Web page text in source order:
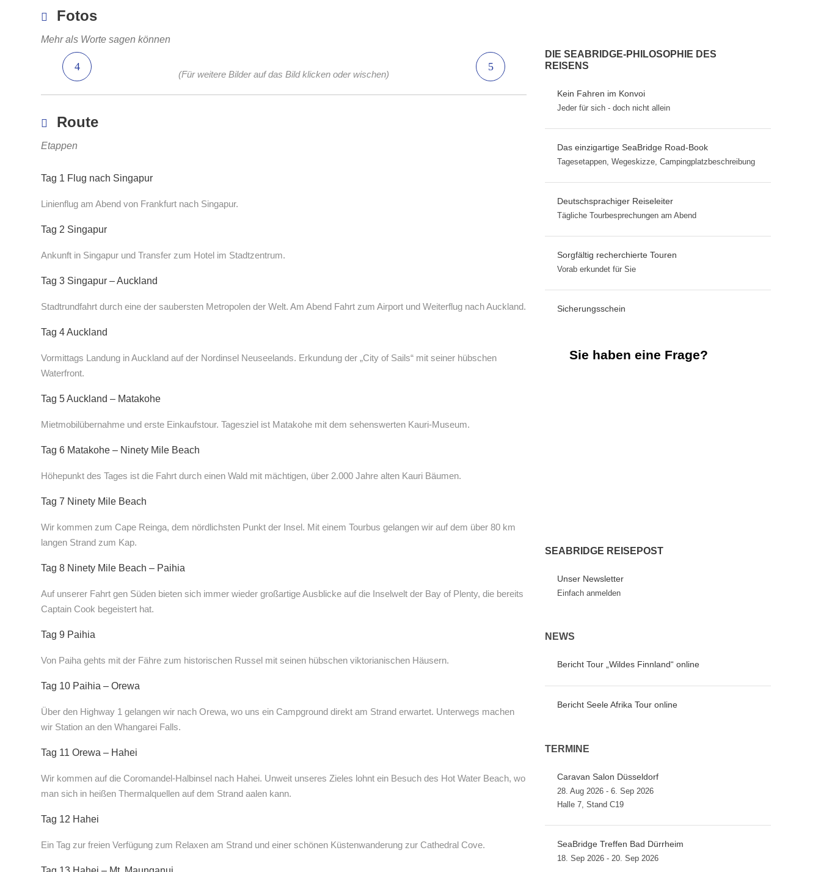
DIE SEABRIDGE-PHILOSOPHIE DES
REISENS
Kein Fahren im Konvoi
Jeder für sich - doch nicht allein
Das einzigartige SeaBridge Road-Book
Tagesetappen, Wegeskizze, Campingplatzbeschreibung
Deutschsprachiger Reiseleiter
Tägliche Tourbesprechungen am Abend
Sorgfältig recherchierte Touren
Vorab erkundet für Sie
Sicherungsschein
Sie haben eine Frage?
SEABRIDGE REISEPOST
Unser Newsletter
Einfach anmelden
NEWS
Bericht Tour „Wildes Finnland“ online
Bericht Seele Afrika Tour online
TERMINE
Caravan Salon Düsseldorf
28. Aug 2026 - 6. Sep 2026
Halle 7, Stand C19
SeaBridge Treffen Bad Dürrheim
18. Sep 2026 - 20. Sep 2026
Fotos
Mehr als Worte sagen können
(Für weitere Bilder auf das Bild klicken oder wischen)
Route
Etappen
Tag 1 Flug nach Singapur
Linienflug am Abend von Frankfurt nach Singapur.
Tag 2 Singapur
Ankunft in Singapur und Transfer zum Hotel im Stadtzentrum.
Tag 3 Singapur – Auckland
Stadtrundfahrt durch eine der saubersten Metropolen der Welt. Am Abend Fahrt zum Airport und Weiterflug nach Auckland.
Tag 4 Auckland
Vormittags Landung in Auckland auf der Nordinsel Neuseelands. Erkundung der „City of Sails“ mit seiner hübschen
Waterfront.
Tag 5 Auckland – Matakohe
Mietmobilübernahme und erste Einkaufstour. Tagesziel ist Matakohe mit dem sehenswerten Kauri-Museum.
Tag 6 Matakohe – Ninety Mile Beach
Höhepunkt des Tages ist die Fahrt durch einen Wald mit mächtigen, über 2.000 Jahre alten Kauri Bäumen.
Tag 7 Ninety Mile Beach
Wir kommen zum Cape Reinga, dem nördlichsten Punkt der Insel. Mit einem Tourbus gelangen wir auf dem über 80 km
langen Strand zum Kap.
Tag 8 Ninety Mile Beach – Paihia
Auf unserer Fahrt gen Süden bieten sich immer wieder großartige Ausblicke auf die Inselwelt der Bay of Plenty, die bereits
Captain Cook begeistert hat.
Tag 9 Paihia
Von Paiha gehts mit der Fähre zum historischen Russel mit seinen hübschen viktorianischen Häusern.
Tag 10 Paihia – Orewa
Über den Highway 1 gelangen wir nach Orewa, wo uns ein Campground direkt am Strand erwartet. Unterwegs machen
wir Station an den Whangarei Falls.
Tag 11 Orewa – Hahei
Wir kommen auf die Coromandel-Halbinsel nach Hahei. Unweit unseres Zieles lohnt ein Besuch des Hot Water Beach, wo
man sich in heißen Thermalquellen auf dem Strand aalen kann.
Tag 12 Hahei
Ein Tag zur freien Verfügung zum Relaxen am Strand und einer schönen Küstenwanderung zur Cathedral Cove.